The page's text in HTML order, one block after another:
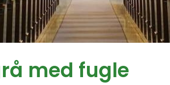
med fugle